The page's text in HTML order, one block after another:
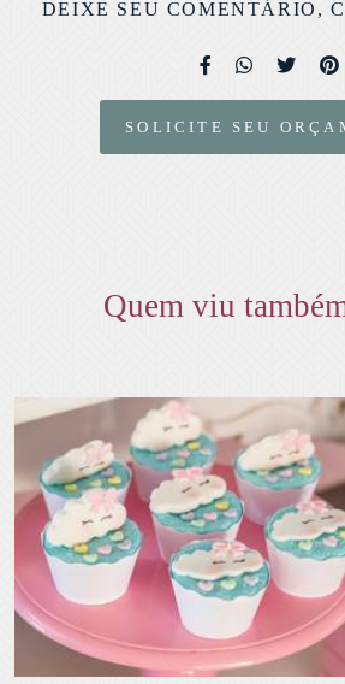
DEIXE SEU COMENTÁRIO,
SOLICITE SEU
Quem viu